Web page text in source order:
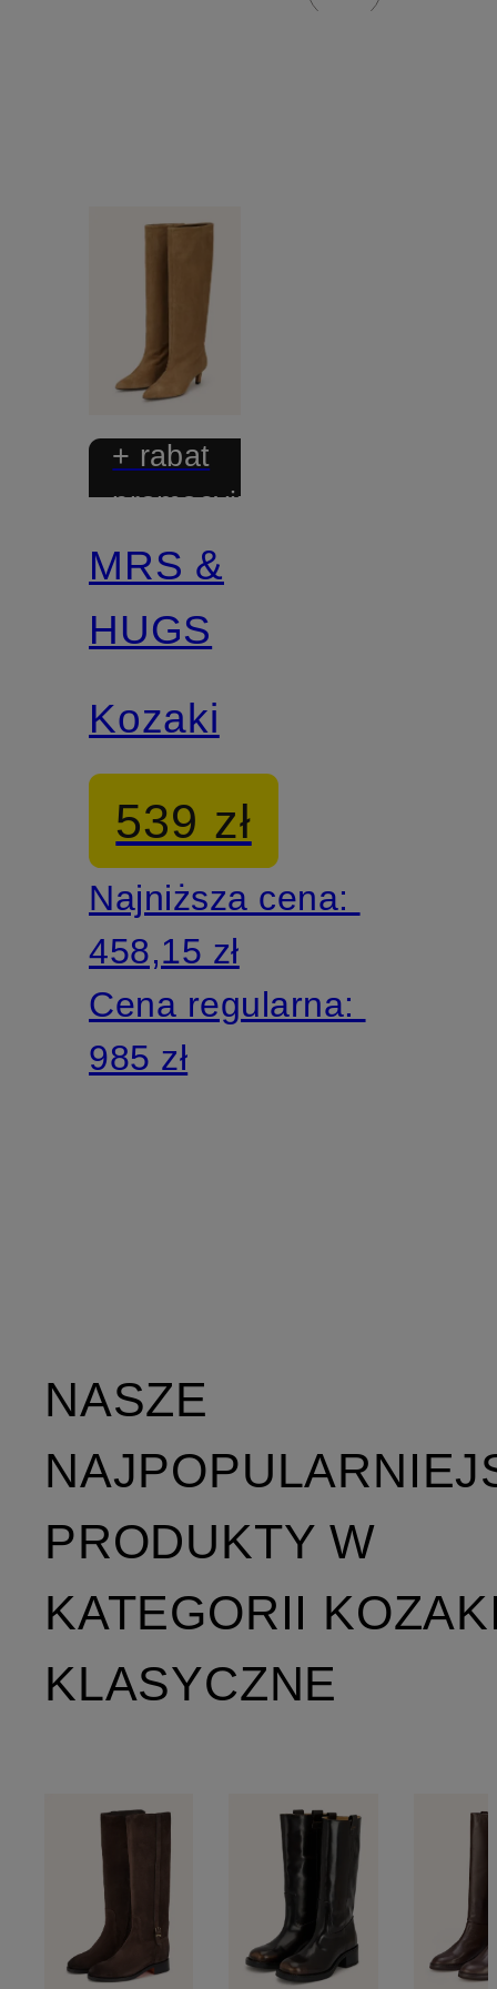
+ rabat
promocyjny
Z
certyfikatem
MRS &
HUGS
Kozaki
539 zł
Najniższa cena:
458,15 zł
Cena regularna:
985 zł
NASZE
PRODUKTY W
KATEGORII
KLASYCZNE